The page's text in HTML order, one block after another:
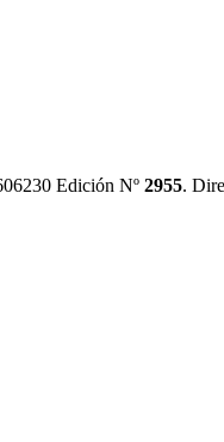
Edición Nº 2955.